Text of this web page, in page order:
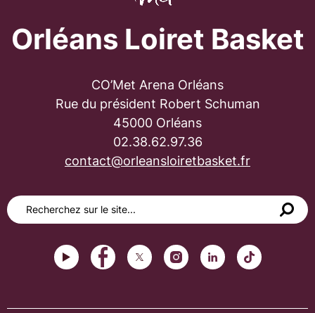
Orléans Loiret Basket
CO’Met Arena Orléans
Rue du président Robert Schuman
45000 Orléans
02.38.62.97.36
contact@orleansloiretbasket.fr